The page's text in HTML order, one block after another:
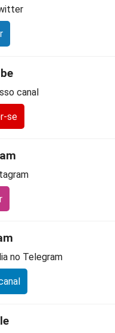
canal
se
no Telegram